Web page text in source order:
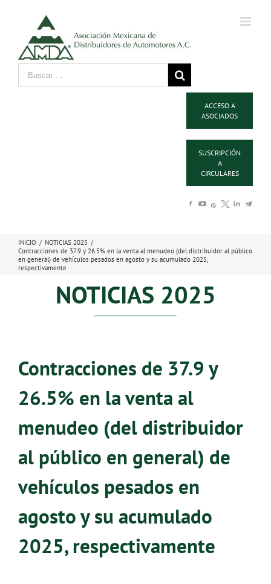
ACCESO A
ASOCIADOS
SUSCRIPCIÓN
A
CIRCULARES
INICIO / NOTICIAS 2025 /
Contracciones de 37.9 y 26.5% en la venta al menudeo (del distribuidor al público
en general) de vehículos pesados en agosto y su acumulado 2025,
respectivamente
NOTICIAS 2025
Contracciones de 37.9 y
26.5% en la venta al
menudeo (del distribuidor
al público en general) de
vehículos pesados en
agosto y su acumulado
2025, respectivamente